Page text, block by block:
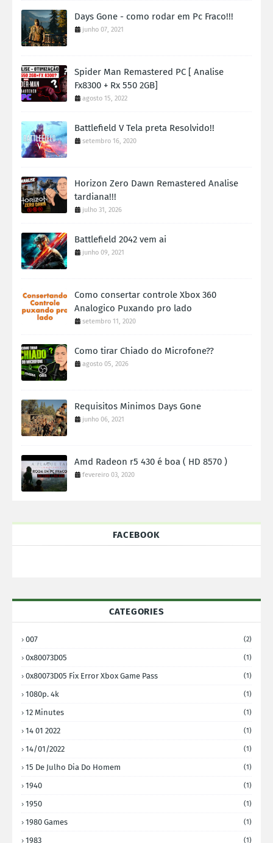
Days Gone - como rodar em Pc Fraco!!!
junho 07, 2021
Spider Man Remastered PC [ Analise
Fx8300 + Rx 550 2GB]
agosto 15, 2022
Battlefield V Tela preta Resolvido!!
setembro 16, 2020
Horizon Zero Dawn Remastered Analise
tardiana!!!
julho 31, 2026
Battlefield 2042 vem ai
junho 09, 2021
Como consertar controle Xbox 360
Analogico Puxando pro lado
setembro 11, 2020
Como tirar Chiado do Microfone??
agosto 05, 2026
Requisitos Minimos Days Gone
junho 06, 2021
Amd Radeon r5 430 é boa ( HD 8570 )
fevereiro 03, 2020
FACEBOOK
CATEGORIES
007 (2)
0x80073D05 (1)
0x80073D05 Fix Error Xbox Game Pass (1)
1080p. 4k (1)
12 Minutes (1)
14 01 2022 (1)
14/01/2022 (1)
15 De Julho Dia Do Homem (1)
1940 (1)
1950 (1)
1980 Games (1)
1983 (1)